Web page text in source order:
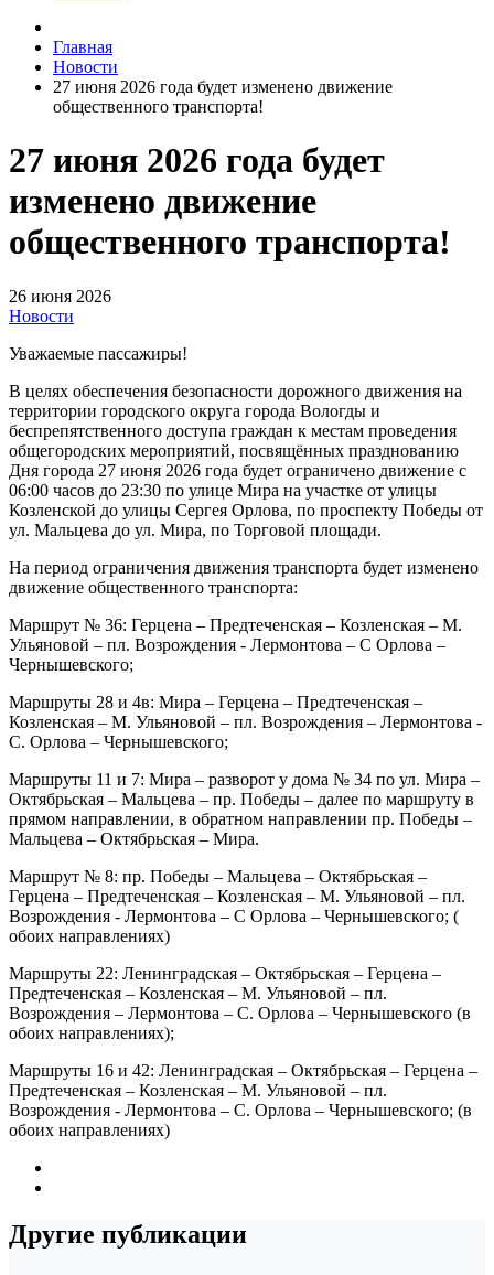
Главная
Новости
27 июня 2026 года будет изменено движение
общественного транспорта!
27 июня 2026 года будет
изменено движение
общественного транспорта!
26 июня 2026
Новости
Уважаемые пассажиры!
В целях обеспечения безопасности дорожного движения на
территории городского округа города Вологды и
беспрепятственного доступа граждан к местам проведения
общегородских мероприятий, посвящённых празднованию
Дня города 27 июня 2026 года будет ограничено движение с
06:00 часов до 23:30 по улице Мира на участке от улицы
Козленской до улицы Сергея Орлова, по проспекту Победы от
ул. Мальцева до ул. Мира, по Торговой площади.
На период ограничения движения транспорта будет изменено
движение общественного транспорта:
Маршрут № 36: Герцена – Предтеченская – Козленская – М.
Ульяновой – пл. Возрождения - Лермонтова – С Орлова –
Чернышевского;
Маршруты 28 и 4в: Мира – Герцена – Предтеченская –
Козленская – М. Ульяновой – пл. Возрождения – Лермонтова -
С. Орлова – Чернышевского;
Маршруты 11 и 7: Мира – разворот у дома № 34 по ул. Мира –
Октябрьская – Мальцева – пр. Победы – далее по маршруту в
прямом направлении, в обратном направлении пр. Победы –
Мальцева – Октябрьская – Мира.
Маршрут № 8: пр. Победы – Мальцева – Октябрьская –
Герцена – Предтеченская – Козленская – М. Ульяновой – пл.
Возрождения - Лермонтова – С Орлова – Чернышевского; (
обоих направлениях)
Маршруты 22: Ленинградская – Октябрьская – Герцена –
Предтеченская – Козленская – М. Ульяновой – пл.
Возрождения – Лермонтова – С. Орлова – Чернышевского (в
обоих направлениях);
Маршруты 16 и 42: Ленинградская – Октябрьская – Герцена –
Предтеченская – Козленская – М. Ульяновой – пл.
Возрождения - Лермонтова – С. Орлова – Чернышевского; (в
обоих направлениях)
Другие публикации